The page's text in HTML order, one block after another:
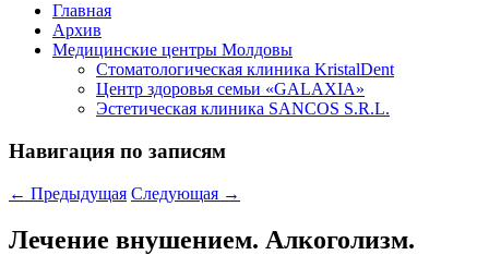
Главная
Архив
Медицинские центры Молдовы
Стоматологическая клиника KristalDent
Центр здоровья семьи «GALAXIA»
Эстетическая клиника SANCOS S.R.L.
Навигация по записям
← Предыдущая Следующая →
Лечение внушением. Алкоголизм.